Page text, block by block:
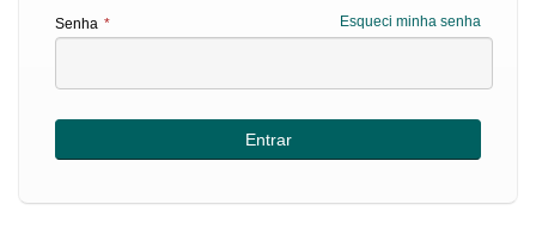
Esqueci minha senha
Senha *